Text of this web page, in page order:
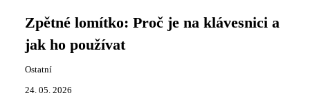
Zpětné lomítko: Proč je na klávesnici a
jak ho používat
Ostatní
24. 05. 2026